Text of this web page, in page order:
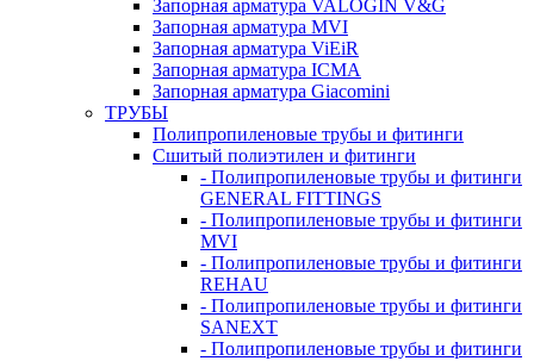
Запорная арматура VALOGIN V&G
Запорная арматура MVI
Запорная арматура ViEiR
Запорная арматура ICMA
Запорная арматура Giacomini
ТРУБЫ
Полипропиленовые трубы и фитинги
Сшитый полиэтилен и фитинги
- Полипропиленовые трубы и фитинги
GENERAL FITTINGS
- Полипропиленовые трубы и фитинги
MVI
- Полипропиленовые трубы и фитинги
REHAU
- Полипропиленовые трубы и фитинги
SANEXT
- Полипропиленовые трубы и фитинги